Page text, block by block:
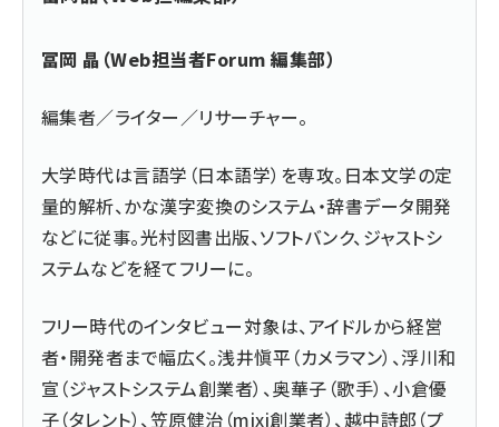
冨岡 晶（Web担当者Forum 編集部）
編集者／ライター／リサーチャー。
大学時代は言語学（日本語学）を専攻。日本文学の定
量的解析、かな漢字変換のシステム・辞書データ開発
などに従事。光村図書出版、ソフトバンク、ジャストシ
ステムなどを経てフリーに。
フリー時代のインタビュー対象は、アイドルから経営
者・開発者まで幅広く。浅井愼平（カメラマン）、浮川和
宣（ジャストシステム創業者）、奥華子（歌手）、小倉優
子（タレント）、笠原健治（mixi創業者）、越中詩郎（プ